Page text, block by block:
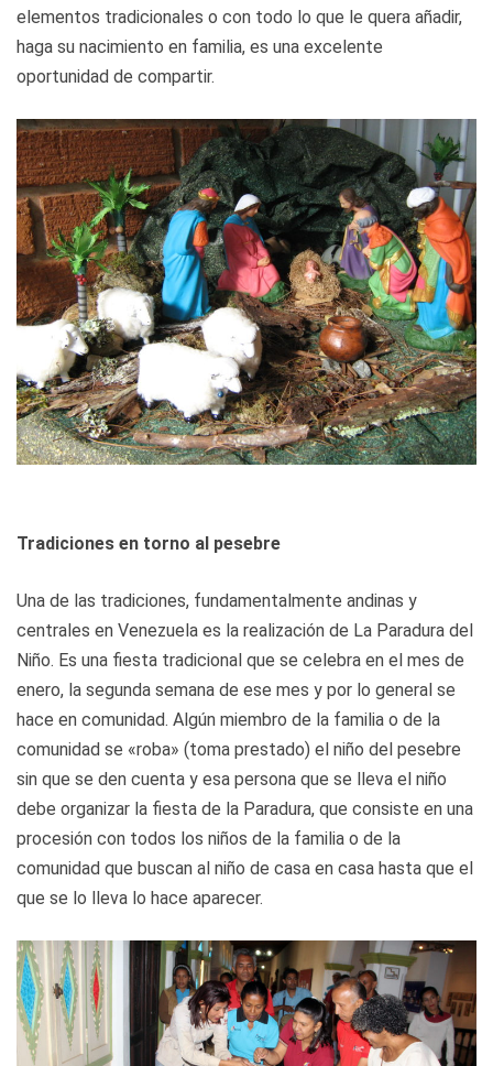
elementos tradicionales o con todo lo que le quera añadir,
haga su nacimiento en familia, es una excelente
oportunidad de compartir.
Tradiciones en torno al pesebre
Una de las tradiciones, fundamentalmente andinas y
centrales en Venezuela es la realización de La Paradura del
Niño. Es una fiesta tradicional que se celebra en el mes de
enero, la segunda semana de ese mes y por lo general se
hace en comunidad. Algún miembro de la familia o de la
comunidad se «roba» (toma prestado) el niño del pesebre
sin que se den cuenta y esa persona que se lleva el niño
debe organizar la fiesta de la Paradura, que consiste en una
procesión con todos los niños de la familia o de la
comunidad que buscan al niño de casa en casa hasta que el
que se lo lleva lo hace aparecer.